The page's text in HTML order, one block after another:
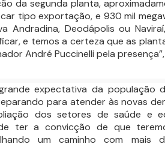
da segunda planta,
tipo exportação, e 930 mil
Andradina, Deodápolis ou
e temos a certeza que as
André Puccinelli pela
expectativa da população
para atender às novas
dos setores de saúde e
ter a convicção de que
um caminho com mais